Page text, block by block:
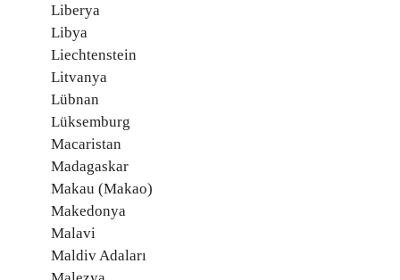
Liberya
Libya
Liechtenstein
Litvanya
Lübnan
Lüksemburg
Macaristan
Madagaskar
Makau (Makao)
Makedonya
Malavi
Maldiv Adaları